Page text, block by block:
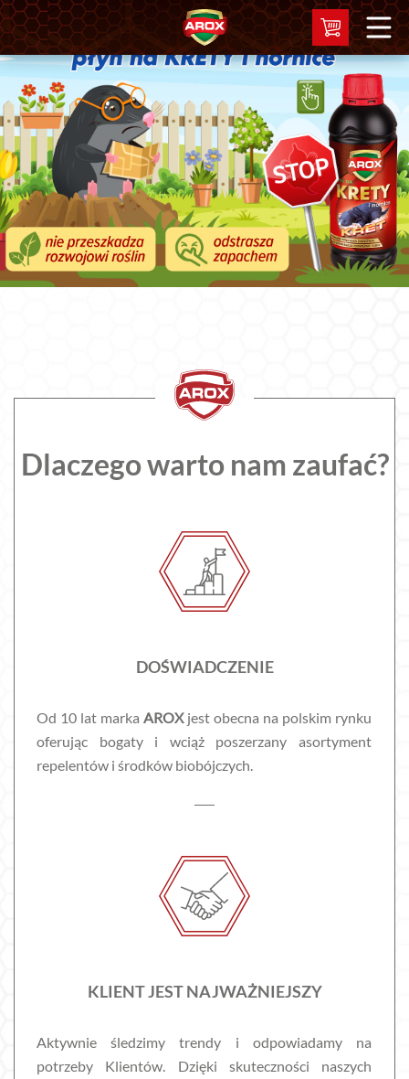
Dlaczego warto nam zaufać?
DOŚWIADCZENIE
Od 10 lat marka AROXjest obecna na polskim rynku
oferując bogaty i wciąż poszerzany asortyment
repelentów i środków biobójczych.
KLIENT JEST NAJWAŻNIEJSZY
Aktywnie śledzimy trendy i odpowiadamy na
potrzeby Klientów. Dzięki skuteczności naszych